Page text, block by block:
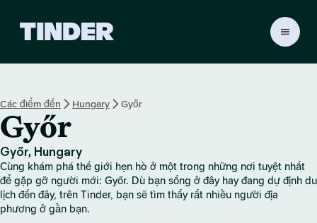
c
i
n
d
Các điểm đến Hungary Győr
Győr
Győr, Hungary
Cùng khám phá thế giới hẹn hò ở một trong những nơi tuyệt nhất
để gặp gỡ người mới: Győr. Dù bạn sống ở đây hay đang dự định du
lịch đến đây, trên Tinder, bạn sẽ tìm thấy rất nhiều người địa
phương ở gần bạn.